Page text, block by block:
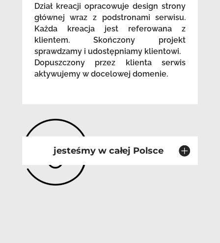
Dział kreacji opracowuje design strony
głównej wraz z podstronami serwisu.
Każda kreacja jest referowana z
klientem. Skończony projekt
sprawdzamy i udostępniamy klientowi.
Dopuszczony przez klienta serwis
aktywujemy w docelowej domenie.
jesteśmy w całej Polsce